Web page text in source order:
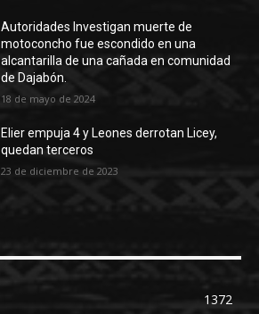
Autoridades Investigan muerte de
motoconcho fue escondido en una
alcantarilla de una cañada en comunidad
de Dajabón.
18 de mayo de 2024
Elier empuja 4 y Leones derrotan Licey,
quedan terceros
23 de diciembre de 2023
1372